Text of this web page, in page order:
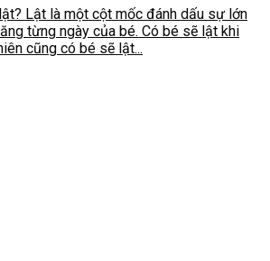
Lật là một cột mốc đánh dấu sự lớn
từng ngày của bé. Có bé sẽ lật khi
cũng có bé sẽ lật...